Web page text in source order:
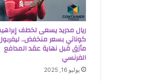
ريال مدريد يسعى لخطف
كوناتي بسعر منخفض..
مأزق قبل نهاية عقد المدافع
الفرنسي
يوليو 16, 2025